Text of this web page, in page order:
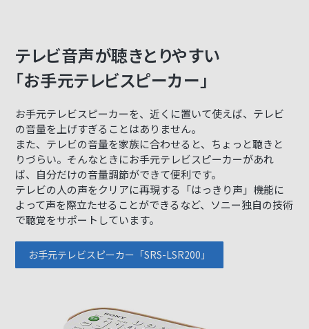
テレビ音声が聴きとりやすい
「お手元テレビスピーカー」
お手元テレビスピーカーを、近くに置いて使えば、テレビ
の音量を上げすぎることはありません。
また、テレビの音量を家族に合わせると、ちょっと聴きと
りづらい。そんなときにお手元テレビスピーカーがあれ
ば、自分だけの音量調節ができて便利です。
テレビの人の声をクリアに再現する「はっきり声」機能に
よって声を際立たせることができるなど、ソニー独自の技術
で聴覚をサポートしています。
お手元テレビスピーカー「SRS-LSR200」